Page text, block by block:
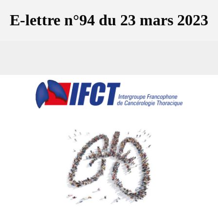
E-lettre n°94 du 23 mars 2023